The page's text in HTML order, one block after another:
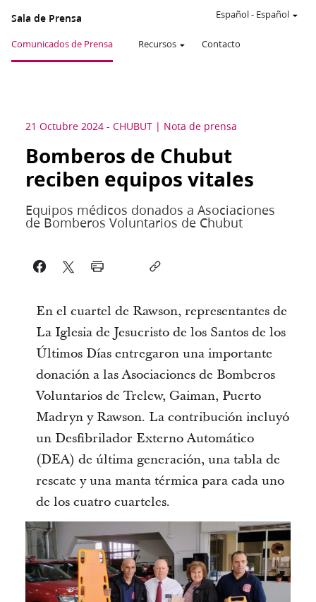
Sala de Prensa
Comunicados de Prensa Recursos Contacto
Español- Español
21 Octubre 2024 - CHUBUT Nota de prensa
Bomberos de Chubut
reciben equipos vitales
Equipos médicos donados a Asociaciones
de Bomberos Voluntarios de Chubut
En el cuartel de Rawson, representantes de
La Iglesia de Jesucristo de los Santos de los
Últimos Días entregaron una importante
donación a las Asociaciones de Bomberos
Voluntarios de Trelew, Gaiman, Puerto
Madryn y Rawson. La contribución incluyó
un Desfibrilador Externo Automático
(DEA) de última generación, una tabla de
rescate y una manta térmica para cada uno
de los cuatro cuarteles.